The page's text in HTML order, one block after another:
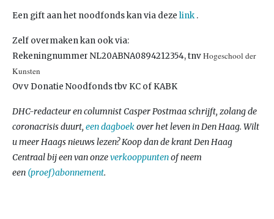
Een gift aan het noodfonds kan via deze link.
Zelf overmaken kan ook via:
Rekeningnummer NL20ABNA0894212354, tnvHogeschool der
Kunsten
Ovv Donatie Noodfonds tbv KC of KABK
DHC-redacteur en columnist Casper Postmaa schrijft, zolang de
coronacrisis duurt, een dagboekover het leven in Den Haag. Wilt
u meer Haags nieuws lezen? Koop dan de krant Den Haag
Centraal bij een van onzeverkooppuntenof neem
een (proef)abonnement.